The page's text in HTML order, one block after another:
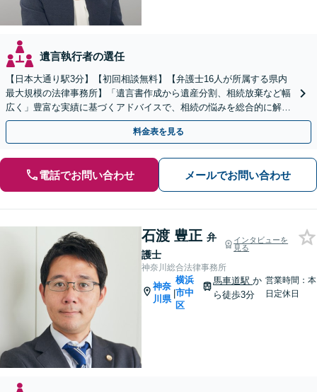
遺言執行者の選任
【日本大通り駅3分】【初回相談無料】【弁護士16人が所属する県内
最大規模の法律事務所】「遺言書作成から遺産分割、相続放棄など幅
広く」豊富な実績に基づくアドバイスで、相続の悩みを総合的に解決
へ導く「相続登記義務化に対応」【WEB面談対応】
料金表を見る
電話でお問い合わせ メールでお問い合わせ
石渡 豊正 弁
護士
インタビューを
見る
神奈川総合法律事務所
神奈
川県
|
横浜
市中
区
馬車道駅か
ら徒歩3分
営業時間：本
日定休日